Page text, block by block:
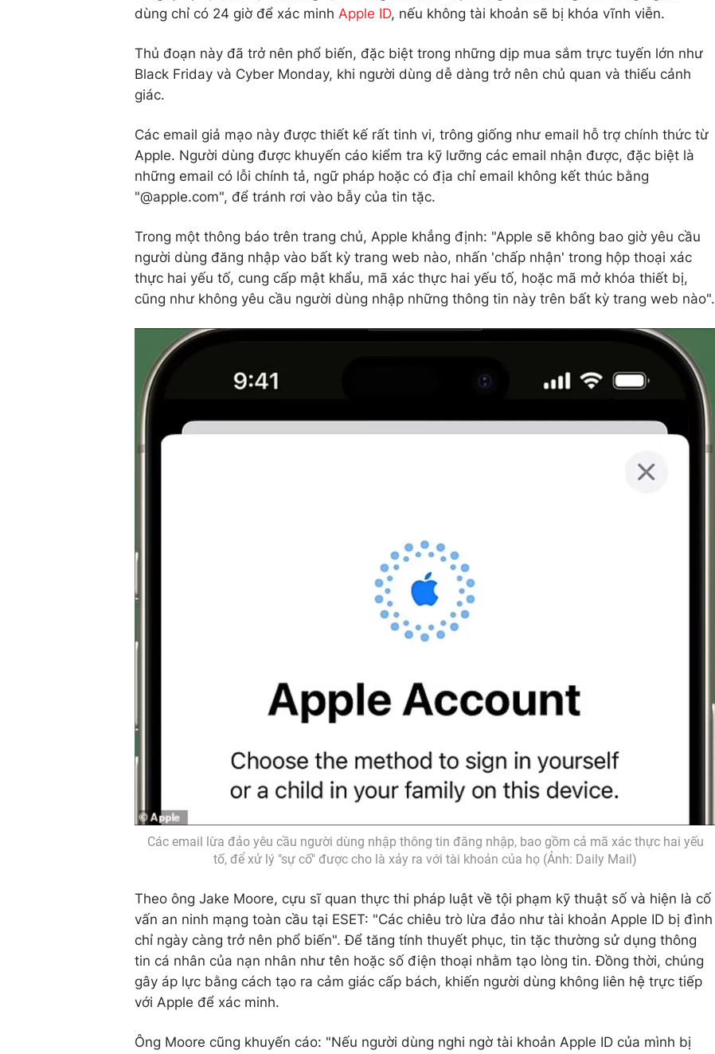
dùng chỉ có 24 giờ để xác minh Apple ID, nếu không tài khoản sẽ bị khóa vĩnh viễn.
Thủ đoạn này đã trở nên phổ biến, đặc biệt trong những dịp mua sắm trực tuyến lớn như
Black Friday và Cyber Monday, khi người dùng dễ dàng trở nên chủ quan và thiếu cảnh
giác.
Các email giả mạo này được thiết kế rất tinh vi, trông giống như email hỗ trợ chính thức từ
Apple. Người dùng được khuyến cáo kiểm tra kỹ lưỡng các email nhận được, đặc biệt là
những email có lỗi chính tả, ngữ pháp hoặc có địa chỉ email không kết thúc bằng
"@apple.com", để tránh rơi vào bẫy của tin tặc.
Trong một thông báo trên trang chủ, Apple khẳng định: "Apple sẽ không bao giờ yêu cầu
người dùng đăng nhập vào bất kỳ trang web nào, nhấn 'chấp nhận' trong hộp thoại xác
thực hai yếu tố, cung cấp mật khẩu, mã xác thực hai yếu tố, hoặc mã mở khóa thiết bị,
cũng như không yêu cầu người dùng nhập những thông tin này trên bất kỳ trang web nào".
Các email lừa đảo yêu cầu người dùng nhập thông tin đăng nhập, bao gồm cả mã xác thực hai yếu
tố, để xử lý "sự cố" được cho là xảy ra với tài khoản của họ (Ảnh: Daily Mail)
Theo ông Jake Moore, cựu sĩ quan thực thi pháp luật về tội phạm kỹ thuật số và hiện là cố
vấn an ninh mạng toàn cầu tại ESET: "Các chiêu trò lừa đảo như tài khoản Apple ID bị đình
chỉ ngày càng trở nên phổ biến". Để tăng tính thuyết phục, tin tặc thường sử dụng thông
tin cá nhân của nạn nhân như tên hoặc số điện thoại nhằm tạo lòng tin. Đồng thời, chúng
gây áp lực bằng cách tạo ra cảm giác cấp bách, khiến người dùng không liên hệ trực tiếp
với Apple để xác minh.
Ông Moore cũng khuyến cáo: "Nếu người dùng nghi ngờ tài khoản Apple ID của mình bị